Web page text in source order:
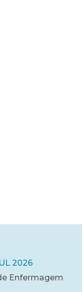
2026
Enfermagem